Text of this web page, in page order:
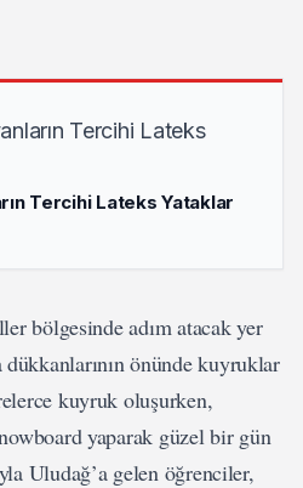
Tercihi Lateks Yataklar
bölgesinde adım atacak yer
önünde kuyruklar
kuyruk oluşurken,
yaparak güzel bir gün
Uludağ’a gelen öğrenciler,